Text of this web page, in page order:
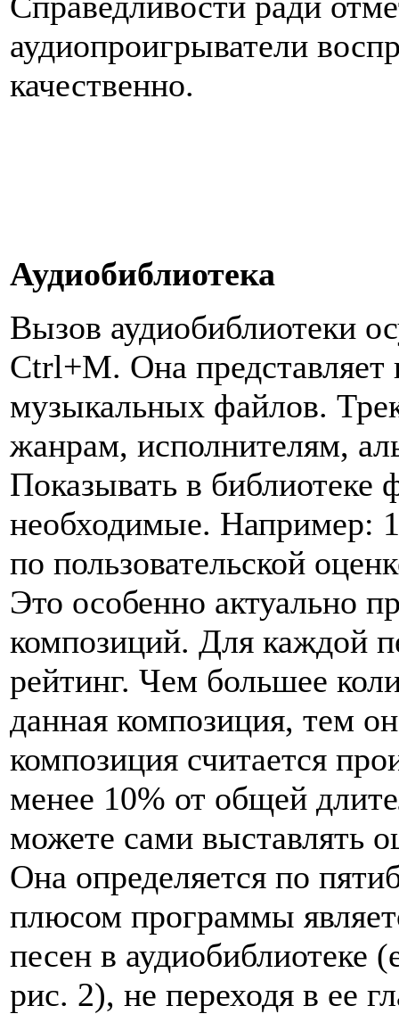
аудиопроигрыватели
качественно.
Аудиобиблиотека
Вызов аудиобиблиотеки
Ctrl+M. Она представляет
музыкальных файлов.
жанрам, исполнителям,
Показывать в библиотеке
необходимые. Например:
по пользовательской
Это особенно актуально
композиций. Для каждой
рейтинг. Чем большее
данная композиция, тем
композиция считается
менее 10% от общей
можете сами выставлять
Она определяется по
плюсом программы
песен в аудиобиблиотеке
рис. 2), не переходя в ее